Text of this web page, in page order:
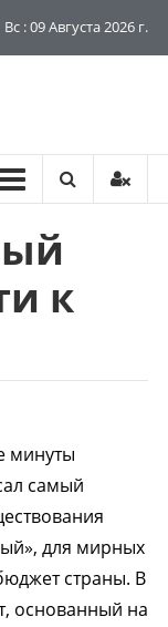
Вс : 09 Августа 2026 г.
к
минуты
самый
для мирных
страны. В
основанный на